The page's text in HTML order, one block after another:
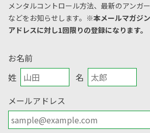
メンタルコントロール方法、 最新のアンガ
などをお知らせします。 ※本メールマガジ
アドレスに対し1回限りの登録になります。
お名前
姓
名
メールアドレス